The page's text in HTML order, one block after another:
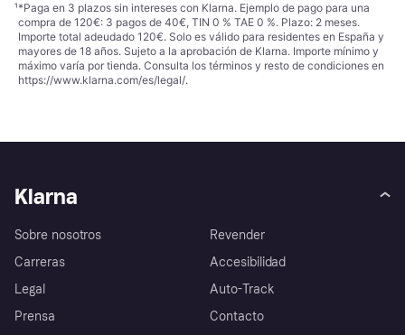
¹*Paga en 3 plazos sin intereses con Klarna. Ejemplo de pago para una
compra de 120€: 3 pagos de 40€, TIN 0 % TAE 0 %. Plazo: 2 meses.
Importe total adeudado 120€. Solo es válido para residentes en España y
mayores de 18 años. Sujeto a la aprobación de Klarna. Importe mínimo y
máximo varía por tienda. Consulta los términos y resto de condiciones en
https://www.klarna.com/es/legal/.
Klarna
Sobre nosotros
Carreras
Legal
Prensa
Revender
Accesibilidad
Auto-Track
Contacto